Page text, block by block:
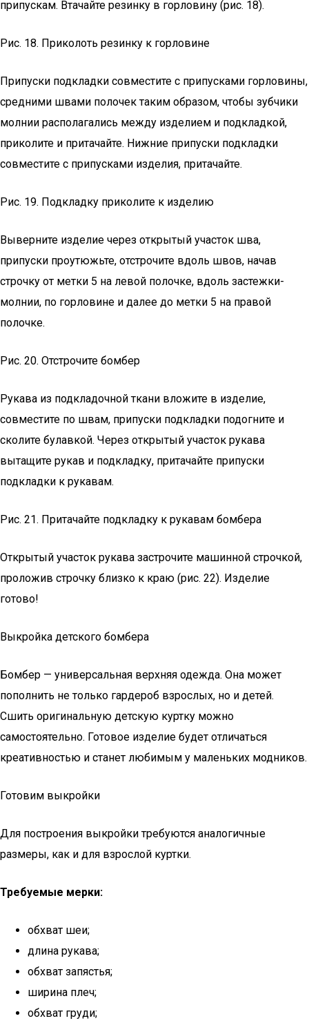
припускам. Втачайте резинку в горловину (рис. 18).
Рис. 18. Приколоть резинку к горловине
Припуски подкладки совместите с припусками горловины,
средними швами полочек таким образом, чтобы зубчики
молнии располагались между изделием и подкладкой,
приколите и притачайте. Нижние припуски подкладки
совместите с припусками изделия, притачайте.
Рис. 19. Подкладку приколите к изделию
Выверните изделие через открытый участок шва,
припуски проутюжьте, отстрочите вдоль швов, начав
строчку от метки 5 на левой полочке, вдоль застежки-
молнии, по горловине и далее до метки 5 на правой
полочке.
Рис. 20. Отстрочите бомбер
Рукава из подкладочной ткани вложите в изделие,
совместите по швам, припуски подкладки подогните и
сколите булавкой. Через открытый участок рукава
вытащите рукав и подкладку, притачайте припуски
подкладки к рукавам.
Рис. 21. Притачайте подкладку к рукавам бомбера
Открытый участок рукава застрочите машинной строчкой,
проложив строчку близко к краю (рис. 22). Изделие
готово!
Выкройка детского бомбера
Бомбер — универсальная верхняя одежда. Она может
пополнить не только гардероб взрослых, но и детей.
Сшить оригинальную детскую куртку можно
самостоятельно. Готовое изделие будет отличаться
креативностью и станет любимым у маленьких модников.
Готовим выкройки
Для построения выкройки требуются аналогичные
размеры, как и для взрослой куртки.
Требуемые мерки:
обхват шеи;
длина рукава;
обхват запястья;
ширина плеч;
обхват груди;